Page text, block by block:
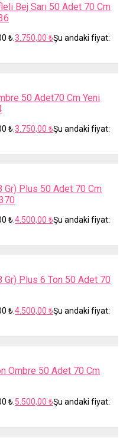
Bej Sarı 50 Adet 70 Cm
₺.3.750,00 ₺Şu andaki fiyat:
50 Adet70 Cm Yeni
₺.3.750,00 ₺Şu andaki fiyat:
Gr) Plus 50 Adet 70 Cm
₺.4.500,00 ₺Şu andaki fiyat:
Gr) Plus 6 Ton 50 Adet 70
₺.4.500,00 ₺Şu andaki fiyat:
Ombre 50 Adet 70 Cm
₺. 5.500,00 ₺Şu andaki fiyat: